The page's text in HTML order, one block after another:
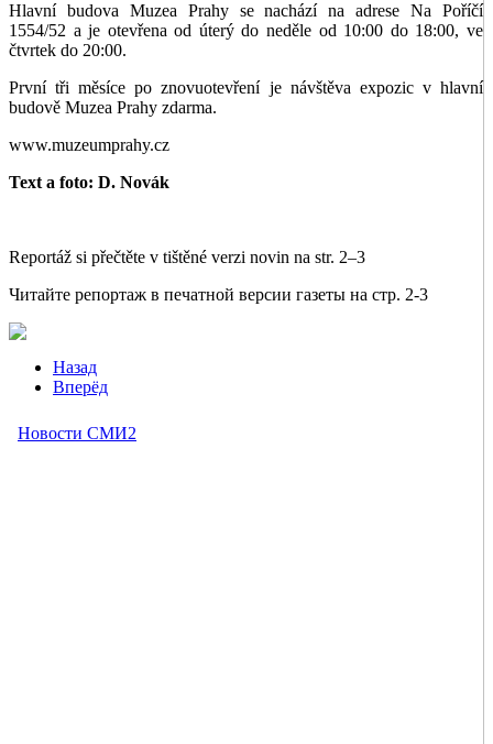
Hlavní budova Muzea Prahy se nachází na adrese Na Poříčí
1554/52 a je otevřena od úterý do neděle od 10:00 do 18:00, ve
čtvrtek do 20:00.
První tři měsíce po znovuotevření je návštěva expozic v hlavní
budově Muzea Prahy zdarma.
www.muzeumprahy.cz
Text a foto: D. Novák
Reportáž si přečtěte v tištěné verzi novin na str. 2–3
Читайте репортаж в печатной версии газеты на стр. 2-3
Назад
Вперёд